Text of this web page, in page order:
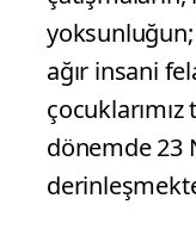
yoksunluğun;
ağır insani
çocuklarımız
dönemde 23